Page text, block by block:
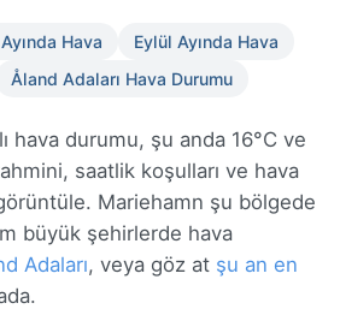
Hava
Eylül Ayında Hava
Åland Adaları Hava Durumu
hava durumu, şu anda 16°C ve
saatlik koşulları ve hava
Mariehamn şu bölgede
büyük şehirlerde hava
Adaları, veya göz at şu an en